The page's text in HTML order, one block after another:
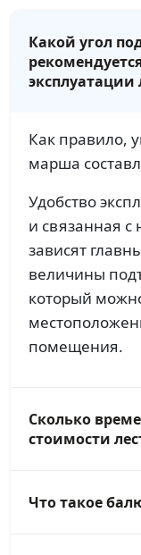
Какой угол
эксплуатации
Как правило,
марша
Удобство
и связанная с
зависят
величины
который
помещения.
Сколько
стоимости
Что такое